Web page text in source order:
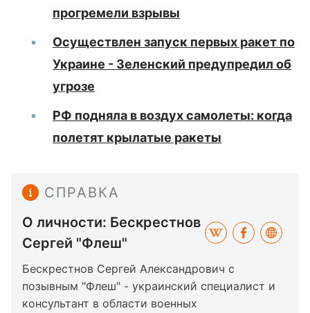
прогремели взрывы
Осуществлен запуск первых ракет по
Украине - Зеленский предупредил об
угрозе
РФ подняла в воздух самолеты: когда
полетят крылатые ракеты
СПРАВКА
О личности: Бескрестнов
Сергей "Флеш"
Бескрестнов Сергей Александрович с
позывным "Флеш" - украинский специалист и
консультант в области военных